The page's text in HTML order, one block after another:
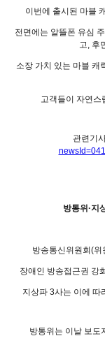
이번에 출시된 마블
전면에는 알뜰폰 유심
고, 후
소장 가치 있는 마블 캐
고객들이 자연스
관련기
방통위·지
방송통신위원회(
장애인 방송접근권 강
지상파 3사는 이에 따
방통위는 이날 보도